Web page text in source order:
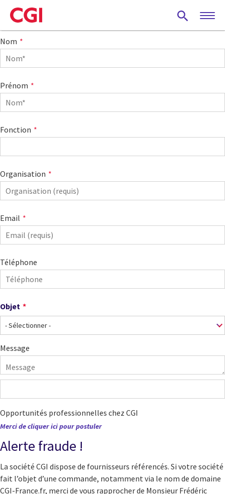
Skip
to
main
content
Nom
Prénom
Fonction
Organisation
Email
Téléphone
Objet
Objet
Message
Opportunités professionnelles chez CGI
Merci de cliquer ici pour postuler
Alerte fraude !
La société CGI dispose de fournisseurs référencés. Si votre société
fait l’objet d’une commande, notamment via le nom de domaine
CGI-France.fr, merci de vous rapprocher de Monsieur Frédéric